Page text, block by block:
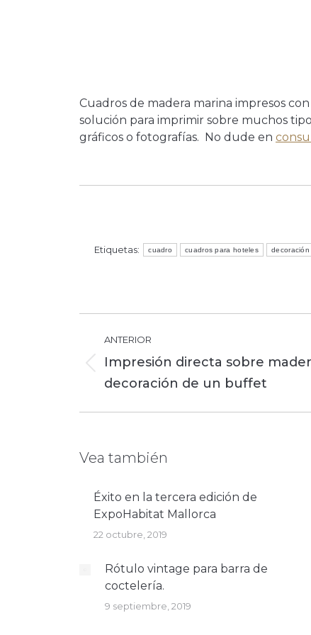
Cuadros de madera marina impresos
solución para imprimir sobre muchos
gráficos o fotografías. No dude en
Etiquetas: cuadro cuadros para hoteles decoración
entre
publicaciones
ANTERIOR
Publicación
anterior:
Impresión directa sobre
decoración de un buffet
Vea también
Éxito en la tercera edición de
ExpoHabitat Mallorca
22 octubre, 2019
Rótulo vintage para barra de
coctelería.
9 septiembre, 2019